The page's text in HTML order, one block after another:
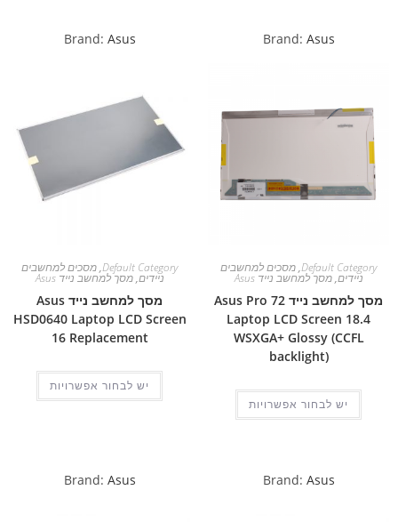
Brand: Asus
Default Category
,מסכים למחשבים
ניידים,מסך למחשב נייד Asus
מסך למחשב נייד Asus Pro 72
Laptop LCD Screen 18.4
WSXGA+ Glossy (CCFL
backlight)
יש לבחור אפשרויות
Brand: Asus
Default Category
,מסכים למחשבים
ניידים,מסך למחשב נייד Asus
מסך למחשב נייד Asus
HSD0640 Laptop LCD Screen
16 Replacement
יש לבחור אפשרויות
Brand: Asus
Brand: Asus